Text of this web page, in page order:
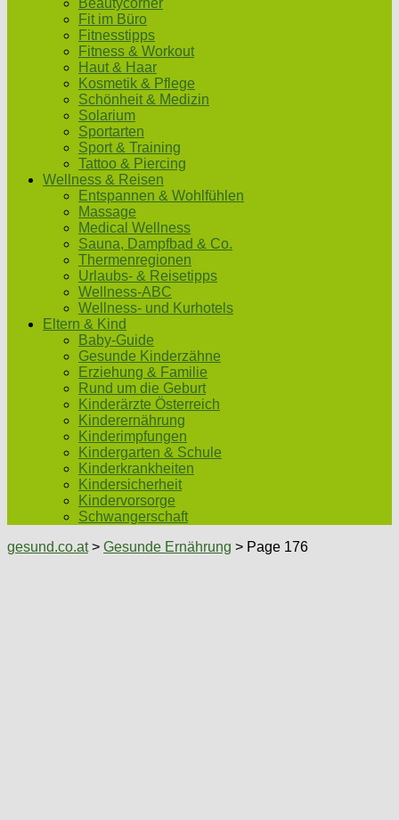
Beautycorner
Fit im Büro
Fitnesstipps
Fitness & Workout
Haut & Haar
Kosmetik & Pflege
Schönheit & Medizin
Solarium
Sportarten
Sport & Training
Tattoo & Piercing
Wellness & Reisen
Entspannen & Wohlfühlen
Massage
Medical Wellness
Sauna, Dampfbad & Co.
Thermenregionen
Urlaubs- & Reisetipps
Wellness-ABC
Wellness- und Kurhotels
Eltern & Kind
Baby-Guide
Gesunde Kinderzähne
Erziehung & Familie
Rund um die Geburt
Kinderärzte Österreich
Kinderernährung
Kinderimpfungen
Kindergarten & Schule
Kinderkrankheiten
Kindersicherheit
Kindervorsorge
Schwangerschaft
gesund.co.at> Gesunde Ernährung > Page 176